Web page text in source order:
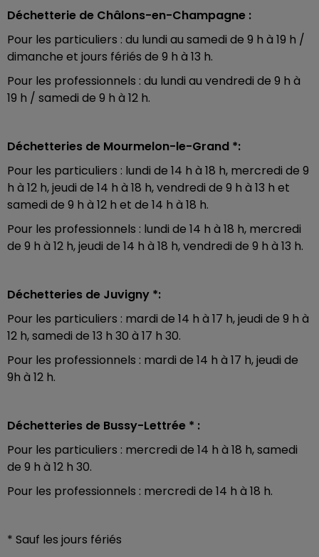
Déchetterie de Châlons-en-Champagne :
Pour les particuliers : du lundi au samedi de 9 h à 19 h /
dimanche et jours fériés de 9 h à 13 h.
Pour les professionnels : du lundi au vendredi de 9 h à
19 h / samedi de 9 h à 12 h.
Déchetteries de Mourmelon-le-Grand *:
Pour les particuliers : lundi de 14 h à 18 h, mercredi de 9
h à 12 h, jeudi de 14 h à 18 h, vendredi de 9 h à 13 h et
samedi de 9 h à 12 h et de 14 h à 18 h.
Pour les professionnels : lundi de 14 h à 18 h, mercredi
de 9 h à 12 h, jeudi de 14 h à 18 h, vendredi de 9 h à 13 h.
Déchetteries de Juvigny *:
Pour les particuliers : mardi de 14 h à 17 h, jeudi de 9 h à
12 h, samedi de 13 h 30 à 17 h 30.
Pour les professionnels : mardi de 14 h à 17 h, jeudi de
9h à 12 h.
Déchetteries de Bussy-Lettrée * :
Pour les particuliers : mercredi de 14 h à 18 h, samedi
de 9 h à 12 h 30.
Pour les professionnels : mercredi de 14 h à 18 h.
* Sauf les jours fériés